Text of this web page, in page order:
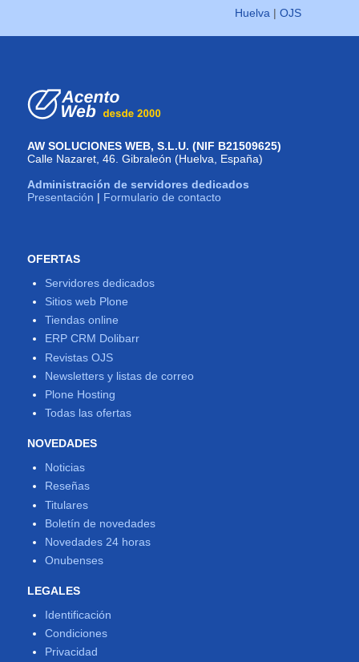
Huelva |OJS
AW SOLUCIONES WEB, S.L.U. (NIF B21509625)
Calle Nazaret, 46. Gibraleón (Huelva, España)
Administración de servidores dedicados
Presentación | Formulario de contacto
OFERTAS
Servidores dedicados
Sitios web Plone
Tiendas online
ERP CRM Dolibarr
Revistas OJS
Newsletters y listas de correo
Plone Hosting
Todas las ofertas
NOVEDADES
Noticias
Reseñas
Titulares
Boletín de novedades
Novedades 24 horas
Onubenses
LEGALES
Identificación
Condiciones
Privacidad